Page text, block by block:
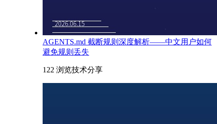
AGENTS.md 截断规则深度解析——中文用户如何
避免规则丢失
122 浏览技术分享